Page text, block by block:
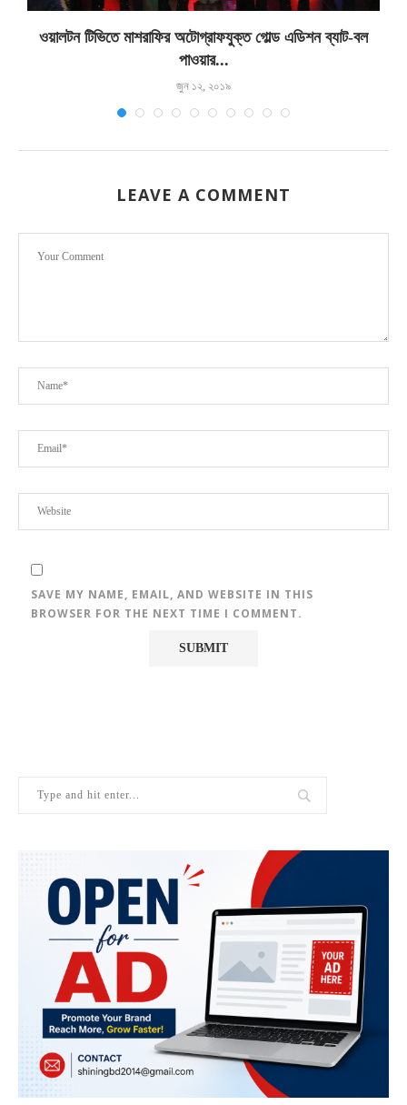
ওয়ালটন টিভিতে মাশরাফির অটোগ্রাফযুক্ত গোল্ড এডিশন ব্যাট-বল
পাওয়ার...
জুন ১২, ২০১৯
LEAVE A COMMENT
SAVE MY NAME, EMAIL, AND WEBSITE IN THIS
BROWSER FOR THE NEXT TIME I COMMENT.